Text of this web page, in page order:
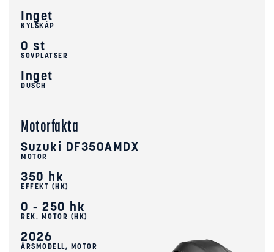
Inget
KYLSKÅP
0 st
SOVPLATSER
Inget
DUSCH
Motorfakta
Suzuki DF350AMDX
MOTOR
350 hk
EFFEKT (HK)
0 - 250 hk
REK. MOTOR (HK)
2026
ÅRSMODELL, MOTOR